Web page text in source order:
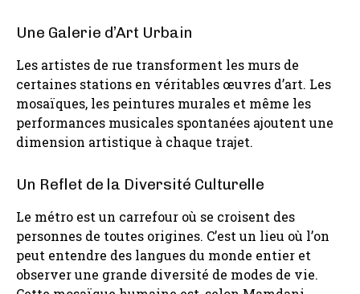
Une Galerie d’Art Urbain
Les artistes de rue transforment les murs de
certaines stations en véritables œuvres d’art. Les
mosaïques, les peintures murales et même les
performances musicales spontanées ajoutent une
dimension artistique à chaque trajet.
Un Reflet de la Diversité Culturelle
Le métro est un carrefour où se croisent des
personnes de toutes origines. C’est un lieu où l’on
peut entendre des langues du monde entier et
observer une grande diversité de modes de vie.